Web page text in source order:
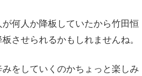
何人か降板していたから竹田恒
させられるかもしれませんね。
をしていくのかちょっと楽しみ